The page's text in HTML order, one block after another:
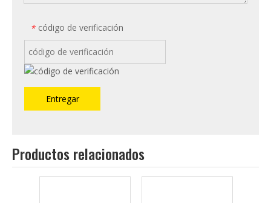
* código de verificación
Entregar
Productos relacionados